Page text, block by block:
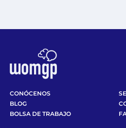
CONÓCENOS
BLOG
BOLSA DE TRABAJO